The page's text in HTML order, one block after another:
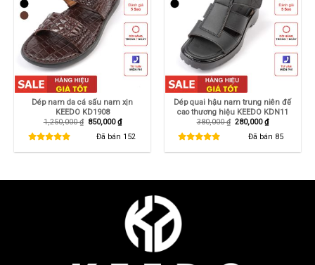
Dép nam da cá sấu nam xịn
KEEDO KD1908
1,250,000₫ Giá
850,000₫Giá
hiện
tại
Đã bán 152
Dép quai hậu nam trung niên đế
cao thương hiệu KEEDO KDN11
380,000₫ Giá
280,000₫Giá
hiện
tại
Đã bán 85